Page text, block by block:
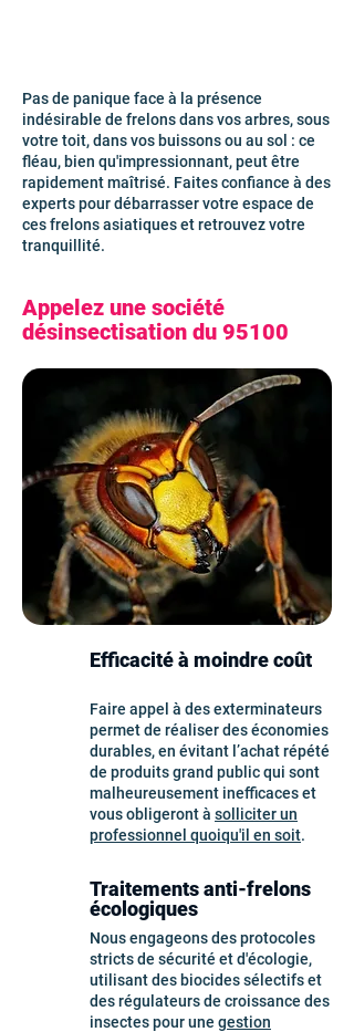
Pas de panique face à la présence
indésirable de frelons dans vos arbres, sous
votre toit, dans vos buissons ou au sol : ce
fléau, bien qu'impressionnant, peut être
rapidement maîtrisé. Faites confiance à des
experts pour débarrasser votre espace de
ces frelons asiatiques et retrouvez votre
tranquillité.
Appelez une société
désinsectisation du 95100
Efficacité à moindre coût
Faire appel à des exterminateurs
permet de réaliser des économies
durables, en évitant l’achat répété
de produits grand public qui sont
malheureusement inefficaces et
vous obligeront à solliciter un
professionnel quoiqu'il en soit.
Traitements anti-frelons
écologiques
Nous engageons des protocoles
stricts de sécurité et d'écologie,
utilisant des biocides sélectifs et
des régulateurs de croissance des
insectes pour une gestion